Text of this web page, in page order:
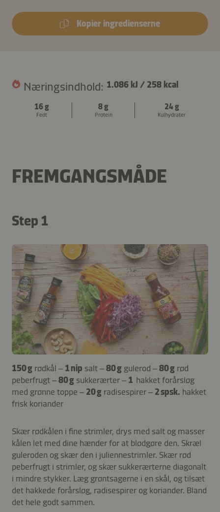
Kopier ingredienserne
Næringsindhold: 1.086 kJ / 258 kcal
16 g
Fedt
8 g
Protein
24 g
Kulhydrater
FREMGANGSMÅDE
Step 1
150 g rødkål – 1 nip salt –80 g gulerod –80 g rød
peberfrugt –80 g sukkerærter – 1 hakket forårsløg
med grønne toppe – 20 g radisespirer – 2 spsk. hakket
frisk koriander
Skær rødkålen i fine strimler, drys med salt og masser
kålen let med dine hænder for at blødgøre den. Skræl
guleroden og skær den i juliennestrimler. Skær rød
peberfrugt i strimler, og skær sukkerærterne diagonalt
i mindre stykker. Læg grøntsagerne i en skål, og tilsæt
det hakkede forårsløg, radisespirer og koriander. Bland
det hele godt sammen.